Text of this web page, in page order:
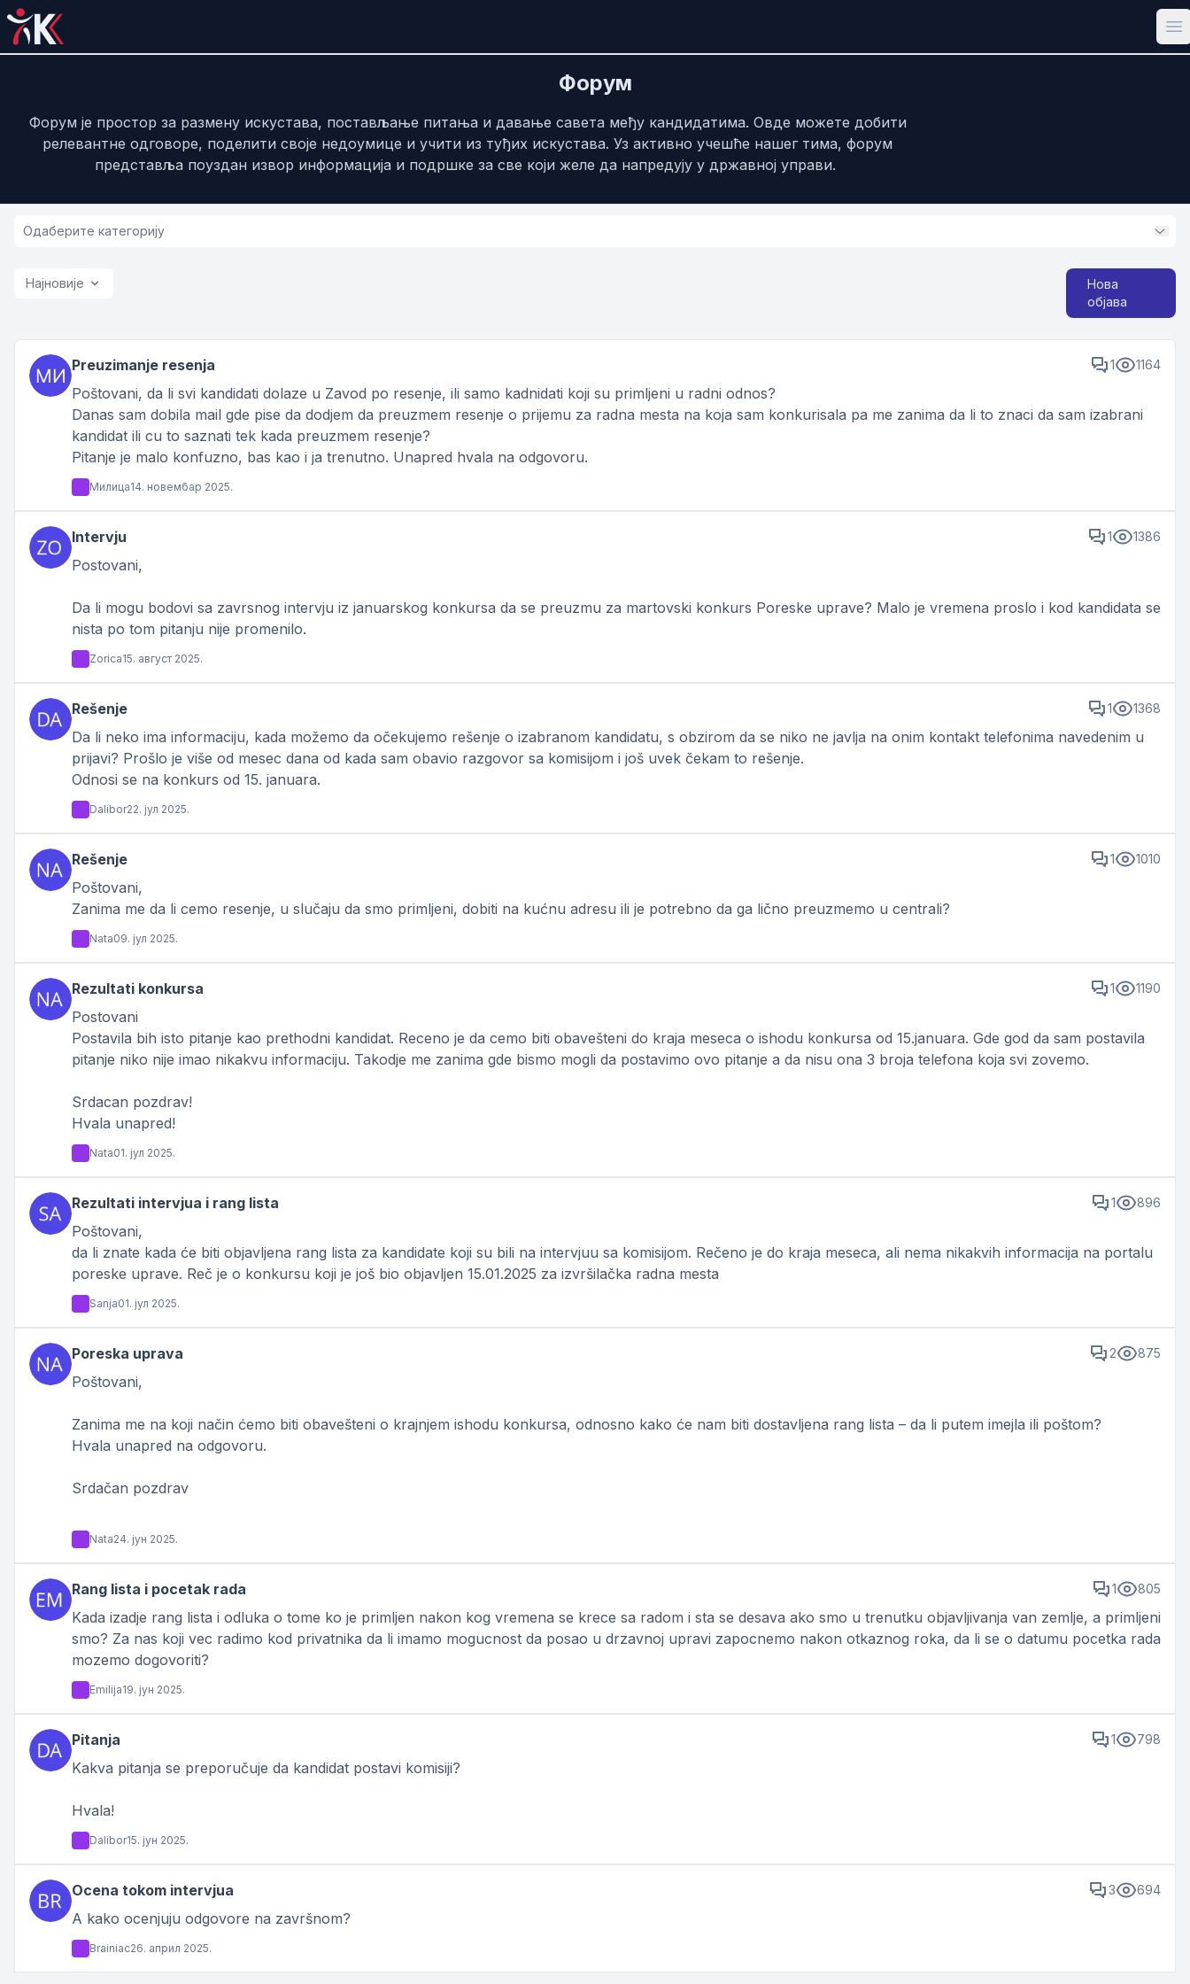
Форум
Форум је простор за размену искустава, постављање питања и давање савета међу кандидатима. Овде можете добити
релевантне одговоре, поделити своје недоумице и учити из туђих искустава. Уз активно учешће нашег тима, форум
представља поуздан извор информација и подршке за све који желе да напредују у државној управи.
Најновије
Нова
објава
Preuzimanje resenja 1 1164
Poštovani, da li svi kandidati dolaze u Zavod po resenje, ili samo kadnidati koji su primljeni u radni odnos?
Danas sam dobila mail gde pise da dodjem da preuzmem resenje o prijemu za radna mesta na koja sam konkurisala pa me zanima da li to znaci da sam izabrani
kandidat ili cu to saznati tek kada preuzmem resenje?
Pitanje je malo konfuzno, bas kao i ja trenutno. Unapred hvala na odgovoru.
Милица14. новембар 2025.
Intervju 1 1386
Postovani,
Da li mogu bodovi sa zavrsnog intervju iz januarskog konkursa da se preuzmu za martovski konkurs Poreske uprave? Malo je vremena proslo i kod kandidata se
nista po tom pitanju nije promenilo.
Zorica15. август 2025.
Rešenje 1 1368
Da li neko ima informaciju, kada možemo da očekujemo rešenje o izabranom kandidatu, s obzirom da se niko ne javlja na onim kontakt telefonima navedenim u
prijavi? Prošlo je više od mesec dana od kada sam obavio razgovor sa komisijom i još uvek čekam to rešenje.
Odnosi se na konkurs od 15. januara.
Dalibor22. јул 2025.
Rešenje 1 1010
Poštovani,
Zanima me da li cemo resenje, u slučaju da smo primljeni, dobiti na kućnu adresu ili je potrebno da ga lično preuzmemo u centrali?
Nata09. јул 2025.
Rezultati konkursa 1 1190
Postovani
Postavila bih isto pitanje kao prethodni kandidat. Receno je da cemo biti obavešteni do kraja meseca o ishodu konkursa od 15.januara. Gde god da sam postavila
pitanje niko nije imao nikakvu informaciju. Takodje me zanima gde bismo mogli da postavimo ovo pitanje a da nisu ona 3 broja telefona koja svi zovemo.
Srdacan pozdrav!
Hvala unapred!
Nata01. јул 2025.
Rezultati intervjua i rang lista 1 896
Poštovani,
da li znate kada će biti objavljena rang lista za kandidate koji su bili na intervjuu sa komisijom. Rečeno je do kraja meseca, ali nema nikakvih informacija na portalu
poreske uprave. Reč je o konkursu koji je još bio objavljen 15.01.2025 za izvršilačka radna mesta
Sanja01. јул 2025.
Poreska uprava 2 875
Poštovani,
Zanima me na koji način ćemo biti obavešteni o krajnjem ishodu konkursa, odnosno kako će nam biti dostavljena rang lista – da li putem imejla ili poštom?
Hvala unapred na odgovoru.
Srdačan pozdrav
Nata24. јун 2025.
Rang lista i pocetak rada 1 805
Kada izadje rang lista i odluka o tome ko je primljen nakon kog vremena se krece sa radom i sta se desava ako smo u trenutku objavljivanja van zemlje, a primljeni
smo? Za nas koji vec radimo kod privatnika da li imamo mogucnost da posao u drzavnoj upravi zapocnemo nakon otkaznog roka, da li se o datumu pocetka rada
mozemo dogovoriti?
Emilija19. јун 2025.
Pitanja 1 798
Kakva pitanja se preporučuje da kandidat postavi komisiji?
Hvala!
Dalibor15. јун 2025.
Ocena tokom intervjua 3 694
A kako ocenjuju odgovore na završnom?
Brainiac26. април 2025.